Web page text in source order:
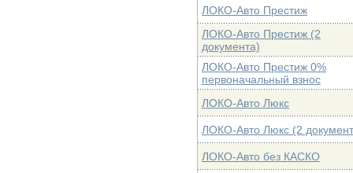
ЛОКО-Авто Престиж
ЛОКО-Авто Престиж (2
документа)
ЛОКО-Авто Престиж 0%
первоначальный взнос
ЛОКО-Авто Люкс
ЛОКО-Авто Люкс (2
ЛОКО-Авто без КАСКО